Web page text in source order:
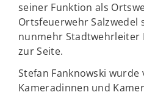
seiner Funktion als
Ortsfeuerwehr Salzwedel
nunmehr Stadtwehrleiter
zur Seite.
Stefan Fanknowski wurde
Kameradinnen und